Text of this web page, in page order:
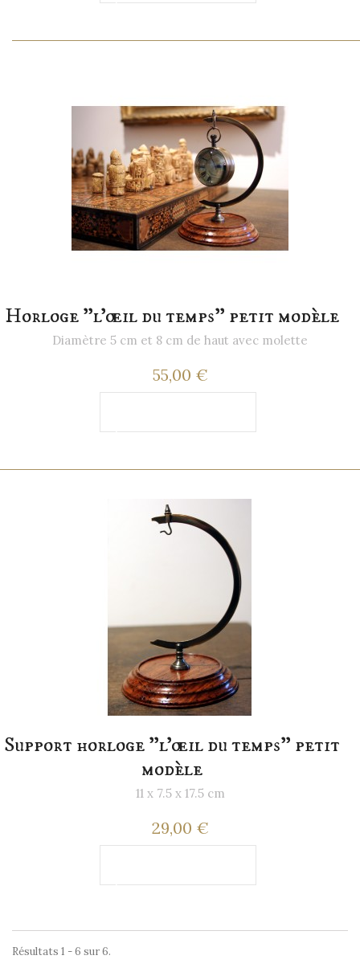
Horloge "l'œil du temps" petit modèle
Diamètre 5 cm et 8 cm de haut avec molette
55,00 €
Support horloge "l'œil du temps" petit
modèle
11 x 7.5 x 17.5 cm
29,00 €
Résultats 1 - 6 sur 6.